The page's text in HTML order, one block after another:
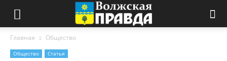
Главная Общество
Общество Статья